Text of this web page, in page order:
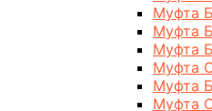
Муфта
Муфта
Муфта
Муфта
Муфта
Муфта